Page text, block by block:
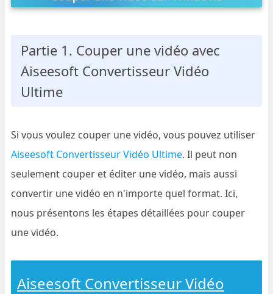
Partie 1. Couper une vidéo avec
Aiseesoft Convertisseur Vidéo
Ultime
Si vous voulez couper une vidéo, vous pouvez utiliser
Aiseesoft Convertisseur Vidéo Ultime. Il peut non
seulement couper et éditer une vidéo, mais aussi
convertir une vidéo en n'importe quel format. Ici,
nous présentons les étapes détaillées pour couper
une vidéo.
Aiseesoft Convertisseur Vidéo